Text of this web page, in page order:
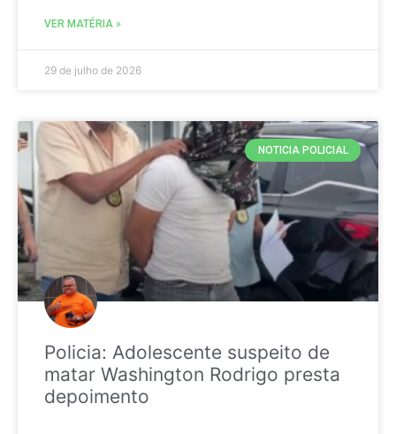
VER MATÉRIA »
29 de julho de 2026
NOTICIA POLICIAL
Policia: Adolescente suspeito de
matar Washington Rodrigo presta
depoimento